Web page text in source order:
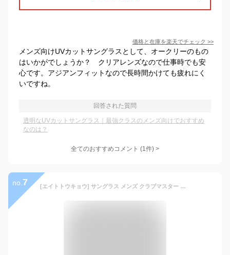
価格と在庫を楽天でチェック >>
メンズ向けUVカットサングラスとして、オークリーのもの
はいかがでしょうか？ クリアレンズなので仕事時でも安
心です。アジアンフィットなので長時間かけても疲れにく
いですね。
回答された質問
透明なUVカットサングラス｜最強クラスのメンズ向けでおすすめ
なのは？
全てのおすすめコメント (1件) >
no. 7 [エイトトウキョウ] サングラス メンズ クラブマスター ブロウ ライトカラー 伊達メガネ クリア UVカット ブルーライトカット メガネ [ 鯖江メーカー企画 ] ブラックシルバー/クリア 2044-1